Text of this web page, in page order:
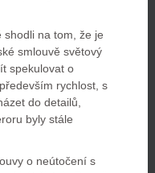
na tom, že je
smlouvě světový
spekulovat o
rychlost, s
do detailů,
byly stále
o neútočení s